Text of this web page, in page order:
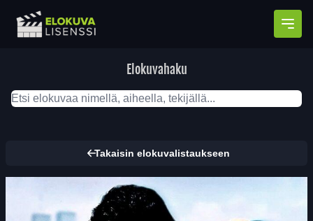
Elokuvahaku
Takaisin elokuvalistaukseen